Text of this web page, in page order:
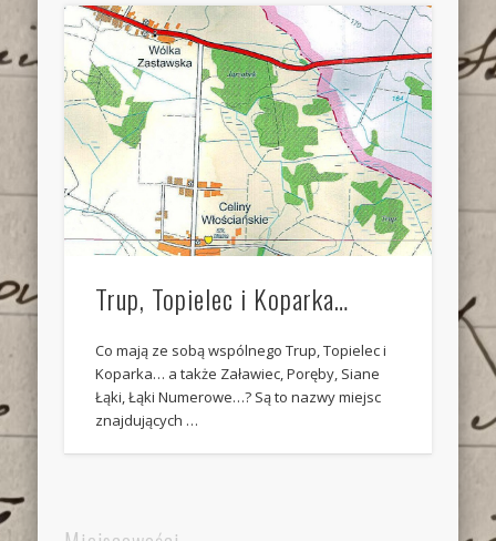
Trup, Topielec i Koparka…
Co mają ze sobą wspólnego Trup, Topielec i
Koparka… a także Załawiec, Poręby, Siane
Łąki, Łąki Numerowe…? Są to nazwy miejsc
znajdujących …